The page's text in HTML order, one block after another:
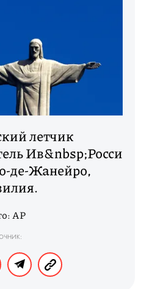
летчик
Ив&nbsp;Росси
де-Жанейро,
AP